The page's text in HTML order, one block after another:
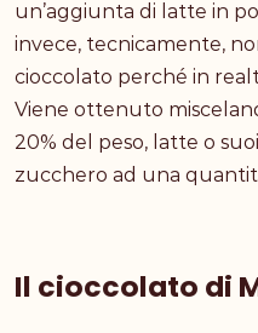
un’aggiunta di latte in
invece, tecnicamente,
cioccolato perché in
Viene ottenuto
20% del peso, latte o
zucchero ad una
Il cioccolato di